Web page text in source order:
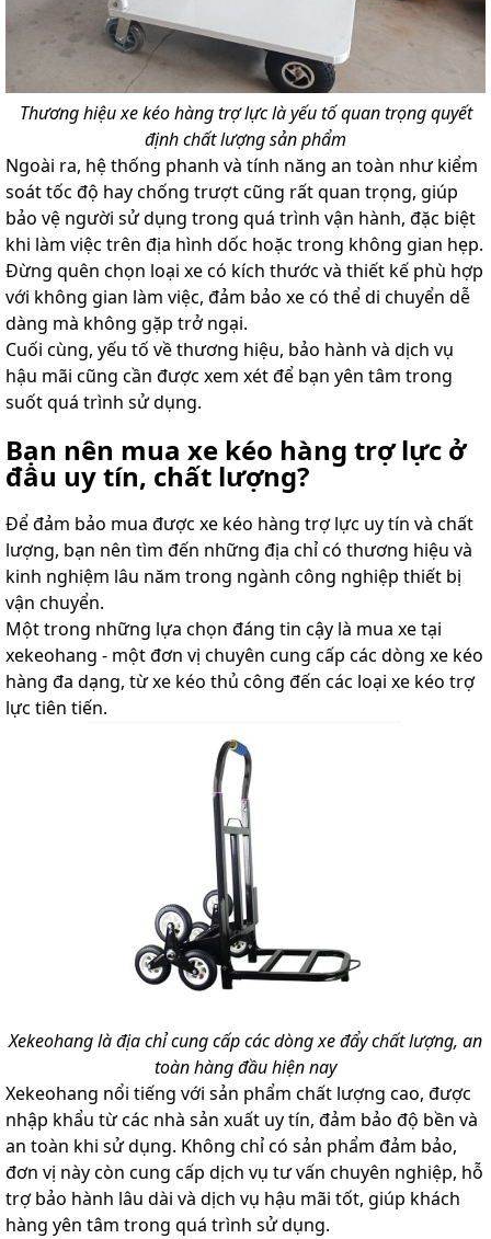
Thương hiệu xe kéo hàng trợ lực là yếu tố quan trọng quyết
định chất lượng sản phẩm
Ngoài ra, hệ thống phanh và tính năng an toàn như kiểm
soát tốc độ hay chống trượt cũng rất quan trọng, giúp
bảo vệ người sử dụng trong quá trình vận hành, đặc biệt
khi làm việc trên địa hình dốc hoặc trong không gian hẹp.
Đừng quên chọn loại xe có kích thước và thiết kế phù hợp
với không gian làm việc, đảm bảo xe có thể di chuyển dễ
dàng mà không gặp trở ngại.
Cuối cùng, yếu tố về thương hiệu, bảo hành và dịch vụ
hậu mãi cũng cần được xem xét để bạn yên tâm trong
suốt quá trình sử dụng.
Bạn nên mua xe kéo hàng trợ lực ở
đâu uy tín, chất lượng?
Để đảm bảo mua được xe kéo hàng trợ lực uy tín và chất
lượng, bạn nên tìm đến những địa chỉ có thương hiệu và
kinh nghiệm lâu năm trong ngành công nghiệp thiết bị
vận chuyển.
Một trong những lựa chọn đáng tin cậy là mua xe tại
xekeohang - một đơn vị chuyên cung cấp các dòng xe kéo
hàng đa dạng, từ xe kéo thủ công đến các loại xe kéo trợ
lực tiên tiến.
Xekeohang là địa chỉ cung cấp các dòng xe đẩy chất lượng, an
toàn hàng đầu hiện nay
Xekeohang nổi tiếng với sản phẩm chất lượng cao, được
nhập khẩu từ các nhà sản xuất uy tín, đảm bảo độ bền và
an toàn khi sử dụng. Không chỉ có sản phẩm đảm bảo,
đơn vị này còn cung cấp dịch vụ tư vấn chuyên nghiệp, hỗ
trợ bảo hành lâu dài và dịch vụ hậu mãi tốt, giúp khách
hàng yên tâm trong quá trình sử dụng.